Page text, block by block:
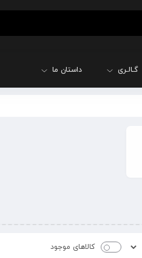
گـالـری داستان ما
کالاهای موجود